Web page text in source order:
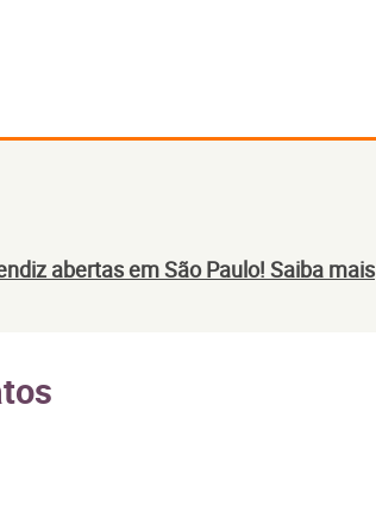
abertas em São Paulo! Saiba mais